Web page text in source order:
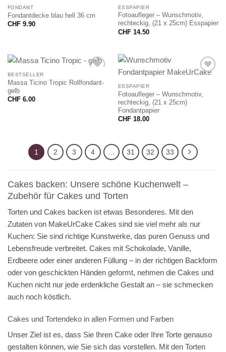
FONDANT
Fondantdecke blau hell 36 cm
CHF9.90
ESSPAPIER
Fotoaufleger – Wunschmotiv,
rechteckig, (21 x 25cm) Esspapier
CHF14.50
BESTSELLER
Massa Ticino Tropic Rollfondant-
gelb
CHF6.00
ESSPAPIER
Fotoaufleger – Wunschmotiv,
rechteckig, (21 x 25cm)
Fondantpapier
CHF18.00
1 2 3 4 31 32 33
Cakes backen: Unsere schöne Kuchenwelt –
Zubehör für Cakes und Torten
Torten und Cakes backen ist etwas Besonderes. Mit den
Zutaten von MakeUrCake Cakes sind sie viel mehr als nur
Kuchen: Sie sind richtige Kunstwerke, das puren Genuss und
Lebensfreude verbreitet. Cakes mit Schokolade, Vanille,
Erdbeere oder einer anderen Füllung – in der richtigen Backform
oder von geschickten Händen geformt, nehmen die Cakes und
Kuchen nicht nur jede erdenkliche Gestalt an – sie schmecken
auch noch köstlich.
Cakes und Tortendeko in allen Formen und Farben
Unser Ziel ist es, dass Sie Ihren Cake oder Ihre Torte genauso
gestalten können, wie Sie sich das vorstellen. Mit den Torten